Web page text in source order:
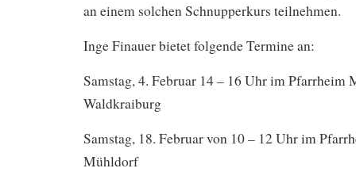
an einem solchen Schnupperkurs teilnehmen.
Inge Finauer bietet folgende Termine an:
Samstag, 4. Februar 14 – 16 Uhr im Pfarrheim
Waldkraiburg
Samstag, 18. Februar von 10 – 12 Uhr im
Mühldorf